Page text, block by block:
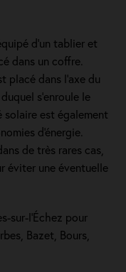
d'un tablier et
dans un coffre.
placé dans l’axe du
s’enroule le
est également
d'énergie.
de très rares cas,
éviter une éventuelle
sur-l’Échez pour
Bazet, Bours,